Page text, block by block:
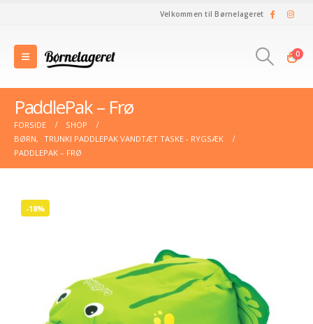
Velkommen til Børnelageret
0
PaddlePak – Frø
FORSIDE
SHOP
BØRN, TRUNKI PADDLEPAK VANDTÆT TASKE - RYGSÆK
PADDLEPAK – FRØ
-18%